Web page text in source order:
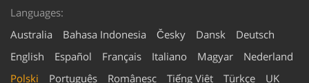
Languages:
Australia
Bahasa Indonesia Česky Dansk
Deutsch
English
Español Français Italiano Magyar
Nederland
Polski
Português Românesc Tiếng Việt Türkçe UK